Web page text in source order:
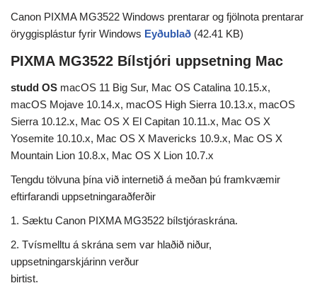
Canon PIXMA MG3522 Windows prentarar og fjölnota prentarar
öryggisplástur fyrir Windows Eyðublað (42.41 KB)
PIXMA MG3522 Bílstjóri uppsetning Mac
studd OS macOS 11 Big Sur, Mac OS Catalina 10.15.x,
macOS Mojave 10.14.x, macOS High Sierra 10.13.x, macOS
Sierra 10.12.x, Mac OS X El Capitan 10.11.x, Mac OS X
Yosemite 10.10.x, Mac OS X Mavericks 10.9.x, Mac OS X
Mountain Lion 10.8.x, Mac OS X Lion 10.7.x
Tengdu tölvuna þína við internetið á meðan þú framkvæmir
eftirfarandi uppsetningaraðferðir
1. Sæktu Canon PIXMA MG3522 bílstjóraskrána.
2. Tvísmelltu á skrána sem var hlaðið niður,
uppsetningarskjárinn verður
birtist.